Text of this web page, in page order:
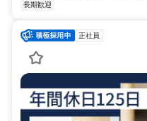
長期歓迎
正社員